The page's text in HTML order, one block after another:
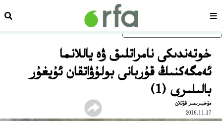
ئاساسلىق مەزمۇنغا ئاتلاڭسەھىپە
خوتەندىكى نامراتلىق ۋە ياللانما
ئەمگەكنىڭ قۇربانى بولۇۋاتقان ئۇيغۇر
بالىلىرى (1)
مۇخبىرىمىز قۇتلان
2016.11.17